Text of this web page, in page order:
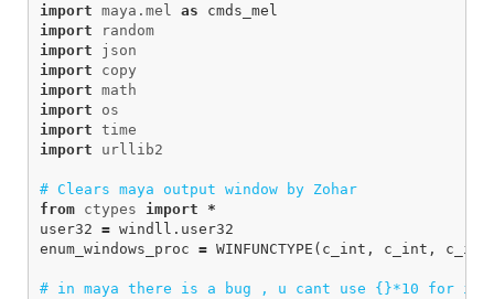
import maya.mel as
cmds_mel
import
random
import
json
import
copy
import math
import
os
import time
import
urllib2
from ctypes import
*
user32 = windll . user32
enum_windows_proc = WINFUNCTYPE ( c_int , c_int , c_int